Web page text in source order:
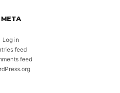
META
Log in
feed
feed